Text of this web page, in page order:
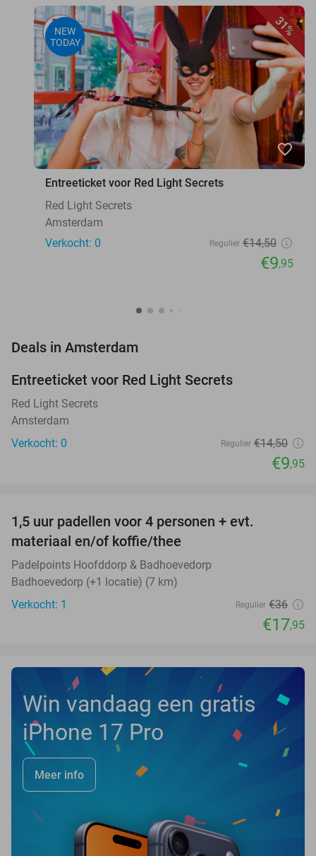
31%
NEW
TODAY
favorite_border
Entreeticket voor Red Light Secrets
Red Light Secrets
Amsterdam
Verkocht: 0
Regulier €14,50
€9,95
Deals in Amsterdam
TODAY
Entreeticket voor Red Light Secrets
Red Light Secrets
Amsterdam
Verkocht: 0
Regulier €14,50
€9,95
TODAY
1,5 uur padellen voor 4 personen + evt.
materiaal en/of koffie/thee
Padelpoints Hoofddorp & Badhoevedorp
Badhoevedorp (+1 locatie) (7 km)
Verkocht: 1
Regulier €36
€17,95
Win vandaag een gratis
iPhone 17 Pro
Meer info